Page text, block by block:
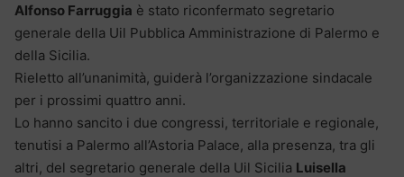
Alfonso Farruggia è stato riconfermato segretario
generale della Uil Pubblica Amministrazione di Palermo e
della Sicilia.
Rieletto all’unanimità, guiderà l’organizzazione sindacale
per i prossimi quattro anni.
Lo hanno sancito i due congressi, territoriale e regionale,
tenutisi a Palermo all’Astoria Palace, alla presenza, tra gli
altri, del segretario generale della Uil Sicilia Luisella